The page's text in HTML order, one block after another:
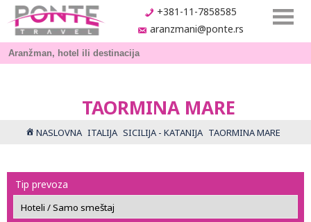
+381-11-7858585
aranzmani@ponte.rs
TAORMINA MARE
NASLOVNA ITALIJA SICILIJA - KATANIJA TAORMINA MARE
Tip prevoza